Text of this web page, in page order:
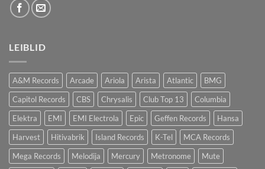
LEIBLID
A&M Records Arcade Ariola Arista Atlantic
BMG
Capitol Records
CBS Chrysalis Club Top 13
Columbia
Elektra
EMI EMI Electrola Epic Geffen Records
Hansa
Harvest
Hitivabrik Island Records K-Tel
MCA Records
Mega Records
Melodija Mercury Metronome
Mute